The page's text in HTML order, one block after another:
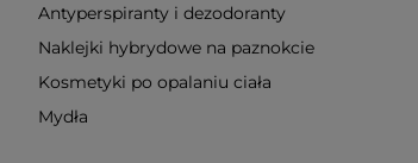
Antyperspiranty i dezodoranty
Naklejki hybrydowe na paznokcie
Kosmetyki po opalaniu ciała
Mydła